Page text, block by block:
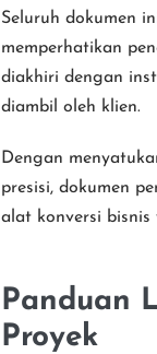
Seluruh dokumen
memperhatikan
diakhiri dengan
diambil oleh klien.
Dengan
presisi, dokumen
alat konversi
Panduan
Proyek